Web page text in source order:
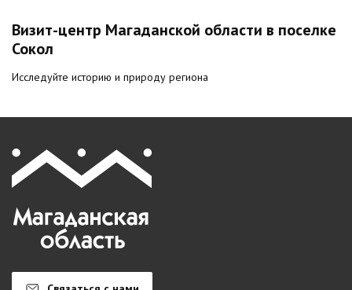
Визит-центр Магаданской области в поселке
Сокол
Исследуйте историю и природу региона